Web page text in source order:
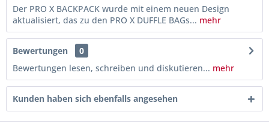
Der PRO X BACKPACK wurde mit einem neuen Design
aktualisiert, das zu den PRO X DUFFLE BAGs... mehr
Bewertungen
0
Bewertungen lesen, schreiben und diskutieren... mehr
Kunden haben sich ebenfalls angesehen